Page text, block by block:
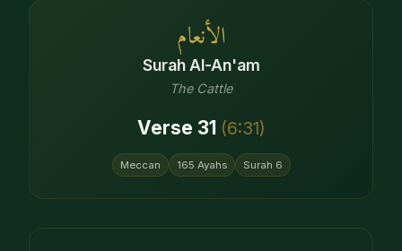
الأنعام
Surah Al-An'am
The Cattle
Verse 31 (6:31)
Meccan 165 Ayahs Surah 6